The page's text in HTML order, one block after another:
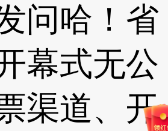
问哈！省
幕式无公
渠道、开